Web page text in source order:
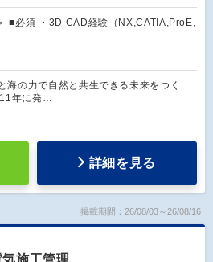
■必須 ・3D CAD経験（NX,CATIA,ProE,
海の力で自然と共生できる未来をつく
年に発…
詳細を見る
掲載期間：26/08/03～26/08/16